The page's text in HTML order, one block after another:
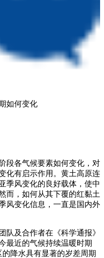
如何变化
各气候要素如何变化，对
化有启示作用。黄土高原连
季风变化的良好载体，使中
而，如何从其下覆的红黏土
风变化信息，一直是国内外
及合作者在《科学通报》
最近的气候持续温暖时期
的降水具有显著的岁差周期